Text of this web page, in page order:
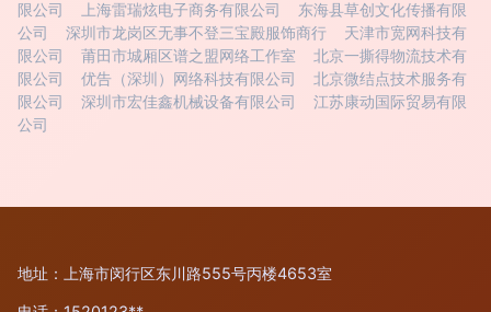
限公司
上海雷瑞炫电子商务有限公司
东海县草创文化传播有限
公司
深圳市龙岗区无事不登三宝殿服饰商行
天津市宽网科技有
限公司
莆田市城厢区谱之盟网络工作室
北京一撕得物流技术有
限公司
优告（深圳）网络科技有限公司
北京微结点技术服务有
限公司
深圳市宏佳鑫机械设备有限公司
江苏康动国际贸易有限
公司
地址：上海市闵行区东川路555号丙楼4653室